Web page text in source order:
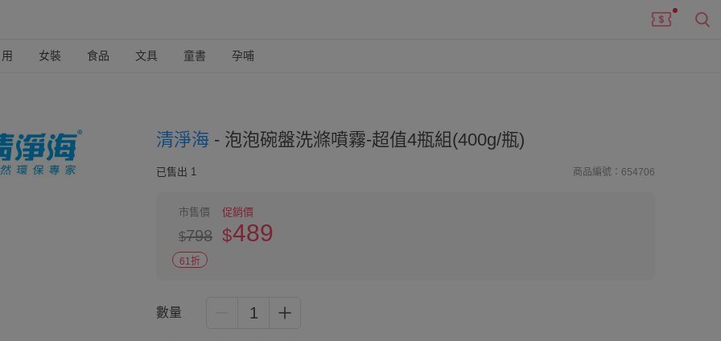
女裝 食品 文具 童書 孕哺
清淨海 - 泡泡碗盤洗滌噴霧-超值4瓶組(400g/瓶)
已售出 1 商品編號：654706
市售價
$798
促銷價
$489
61折
數量 1